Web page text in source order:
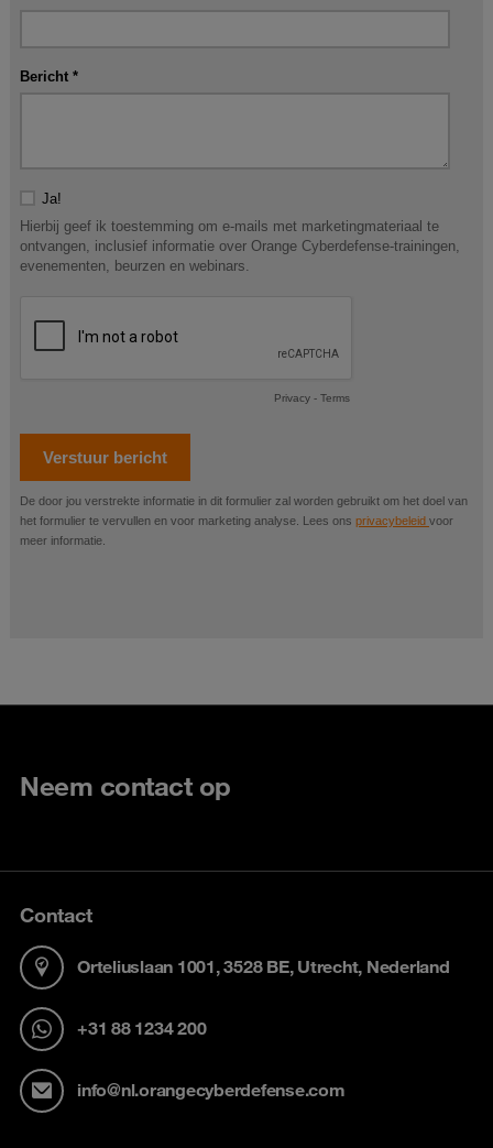
Neem contact op
Contact
Orteliuslaan 1001, 3528 BE, Utrecht, Nederland
+31 88 1234 200
info@nl.orangecyberdefense.com